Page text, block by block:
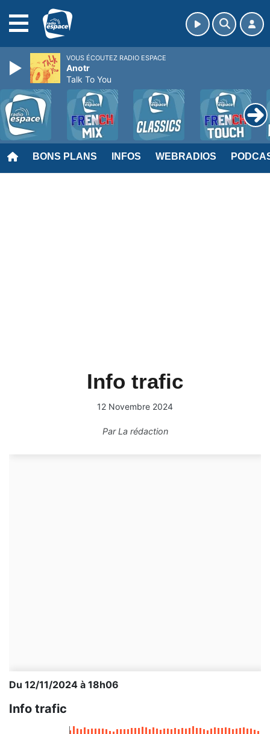
BONS PLANS INFOS WEBRADIOS
Info trafic
12 Novembre 2024
ParLa rédaction
Du 12/11/2024 à 18h06
Info trafic
VOUS ÉCOUTEZ RADIO ESPACE
Anotr
Talk To You